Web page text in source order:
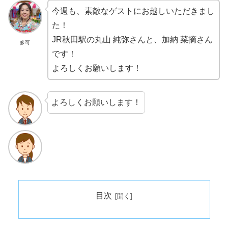
c
e
b
o
o
k
e
a
ck e
er
st
多可
今週も、素敵なゲストにお越しいただきまし
た！
JR秋田駅の丸山 純弥さんと、加納 菜摘さん
です！
よろしくお願いします！
よろしくお願いします！
目次